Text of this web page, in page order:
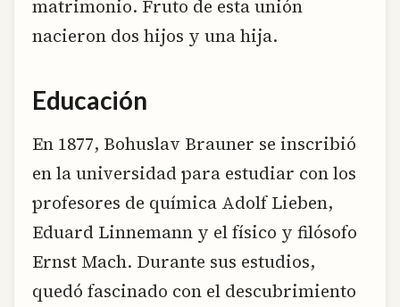
matrimonio. Fruto de esta unión
nacieron dos hijos y una hija.
Educación
En 1877, Bohuslav Brauner se inscribió
en la universidad para estudiar con los
profesores de química Adolf Lieben,
Eduard Linnemann y el físico y filósofo
Ernst Mach. Durante sus estudios,
quedó fascinado con el descubrimiento